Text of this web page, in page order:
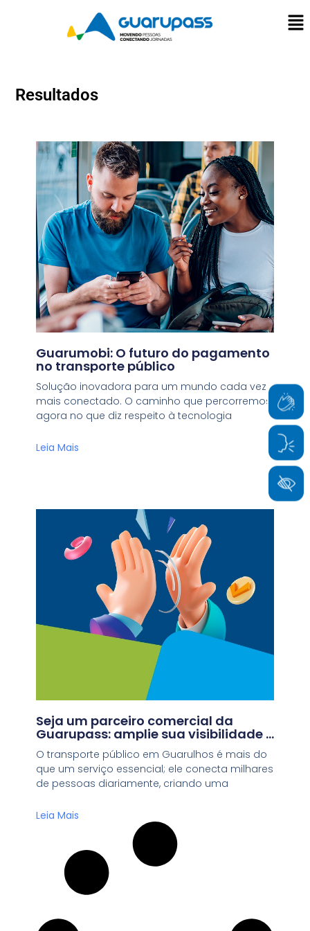
Resultados
Guarumobi: O futuro do pagamento
no transporte público
Solução inovadora para um mundo cada vez
mais conectado. O caminho que percorremos
agora no que diz respeito à tecnologia
Leia Mais
Seja um parceiro comercial da
Guarupass: amplie sua visibilidade e
impacte milhares de pessoas
O transporte público em Guarulhos é mais do
que um serviço essencial; ele conecta milhares
de pessoas diariamente, criando uma
Leia Mais